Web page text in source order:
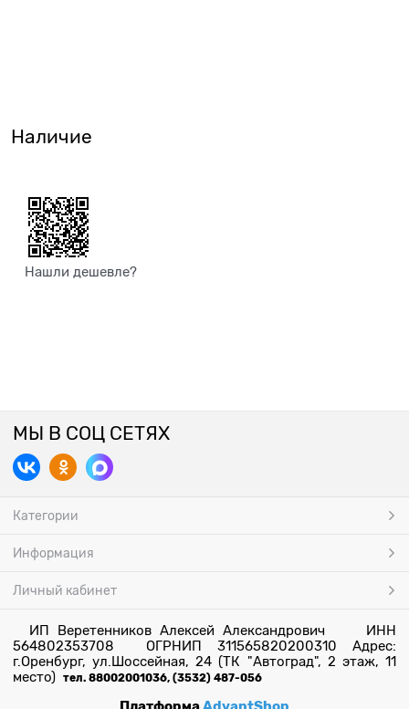
Наличие
Нашли дешевле?
МЫ В СОЦ СЕТЯХ
Категории
Информация
Личный кабинет
ИП Веретенников Алексей Александрович ИНН
564802353708 ОГРНИП 311565820200310 Адрес:
г.Оренбург, ул.Шоссейная, 24 (ТК "Автоград", 2 этаж, 11
место) тел. 88002001036, (3532) 487-056